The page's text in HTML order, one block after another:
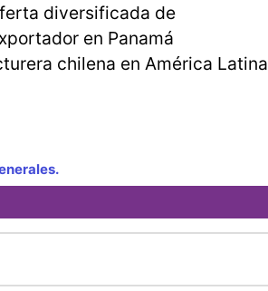
diversificada de
en Panamá
chilena en América Latina